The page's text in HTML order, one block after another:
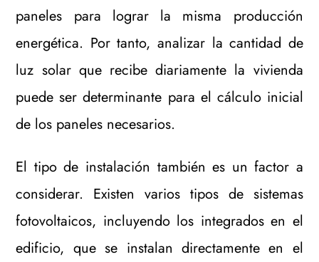
paneles para lograr la misma producción
energética. Por tanto, analizar la cantidad de
luz solar que recibe diariamente la vivienda
puede ser determinante para el cálculo inicial
de los paneles necesarios.
El tipo de instalación también es un factor a
considerar. Existen varios tipos de sistemas
fotovoltaicos, incluyendo los integrados en el
edificio, que se instalan directamente en el